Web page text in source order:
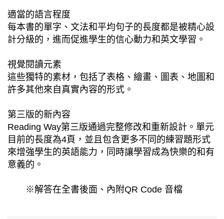
適當的語言程度
每本書的單字、文法和平均句子的長度都是被精心設
計分級的，進而促進學生的信心動力和英文學習。
視覺閱讀元素
這些獨特的素材，包括了表格、繪畫、圖表、地圖和
許多其他來自真實內容的形式。
第三版的新內容
Reading Way第三版通過完整修改和重新設計。單元
目前的長度為4頁，並且包含更多不同的練習題形式
來增強學生的英語能力，同時讓學習成為快樂的和有
意義的。
※解答在全書後面、內附QR Code 音檔